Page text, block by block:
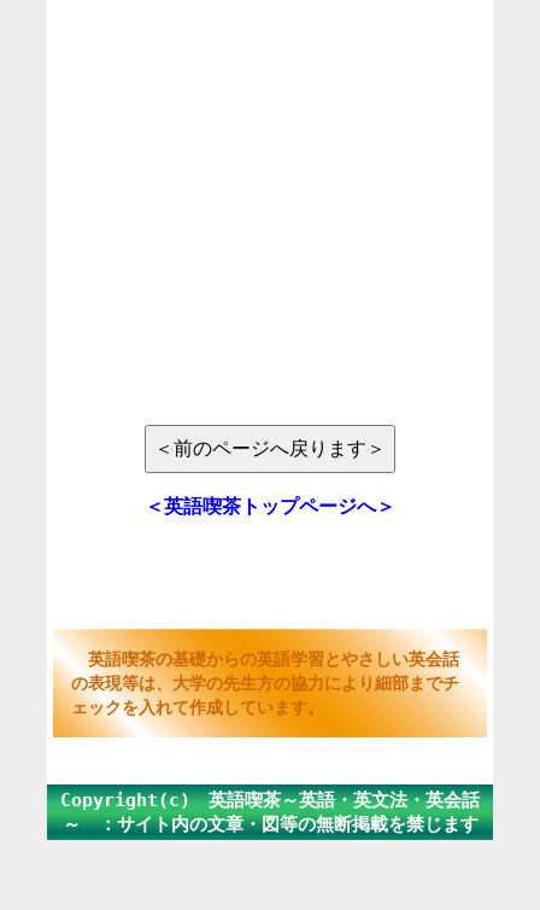
＜英語喫茶トップページへ＞
英語喫茶の基礎からの英語学習とやさしい英会話
の表現等は、大学の先生方の協力により細部までチ
ェックを入れて作成しています。
Copyright(c) 英語喫茶～英語・英文法・英会話
～ ：サイト内の文章・図等の無断掲載を禁じます